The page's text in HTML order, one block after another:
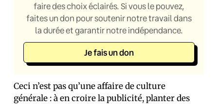
faire des choix éclairés. Si vous le pouvez,
faites un don pour soutenir notre travail dans
la durée et garantir notre indépendance.
Je fais un don
Ceci n’est pas qu’une affaire de culture
générale : à en croire la publicité, planter des